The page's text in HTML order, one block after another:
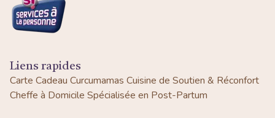
Liens rapides
Carte Cadeau Curcumamas Cuisine de Soutien & Réconfort
Cheffe à Domicile Spécialisée en Post-Partum